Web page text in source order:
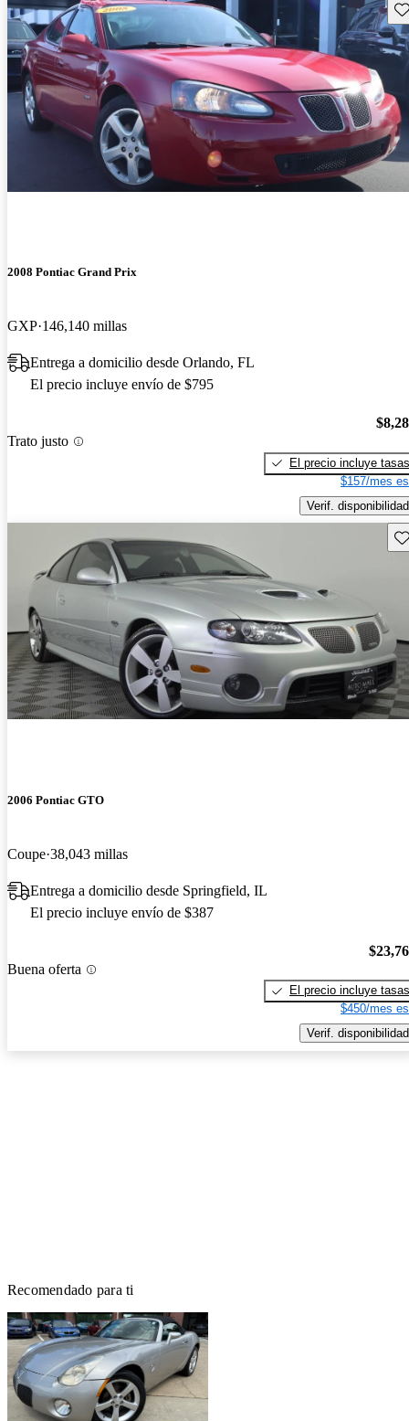
2008 Pontiac Grand Prix
GXP 146,140 millas
Entrega a domicilio desde Orlando, FL
El precio incluye envío de $795
Trato justo
El precio incluye tasas
$157/mes
Verif. disponibilidad
2006 Pontiac GTO
Coupe 38,043 millas
Entrega a domicilio desde Springfield, IL
El precio incluye envío de $387
Buena oferta
El precio incluye tasas
$450/mes
Verif. disponibilidad
Recomendado para ti